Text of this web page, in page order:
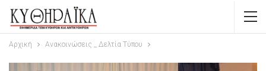
Αρχική Ανακοινώσεις _ Δελτία Τύπου